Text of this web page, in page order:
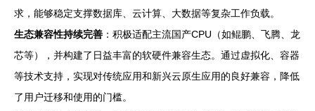
求，能够稳定支撑数据库、云计算、大数据等复杂工作负载。
生态兼容性持续完善 ：积极适配主流国产CPU（如鲲鹏、飞腾、龙
芯等），并构建了日益丰富的软硬件兼容生态。通过虚拟化、容器
等技术支持，实现对传统应用和新兴云原生应用的良好兼容，降低
了用户迁移和使用的门槛。